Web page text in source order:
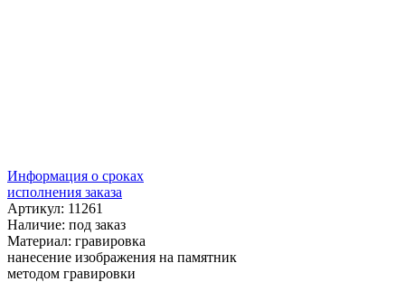
Информация о сроках
исполнения заказа
Артикул: 11261
Наличие: под заказ
Материал: гравировка
нанесение изображения на памятник
методом гравировки